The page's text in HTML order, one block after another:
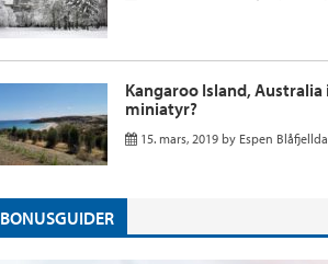
Kangaroo Island, Australia i
miniatyr?
15. mars, 2019 by Espen
BONUSGUIDER